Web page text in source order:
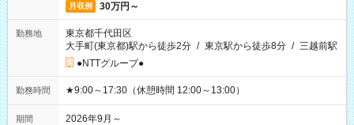
月収例 30万円～
勤務地
東京都千代田区
大手町(東京都)駅から徒歩2分 / 東京駅から徒歩8分 / 三越前駅
●NTTグループ●
勤務時間 ★9:00～17:30（休憩時間 12:00～13:00）
期間 2026年9月～